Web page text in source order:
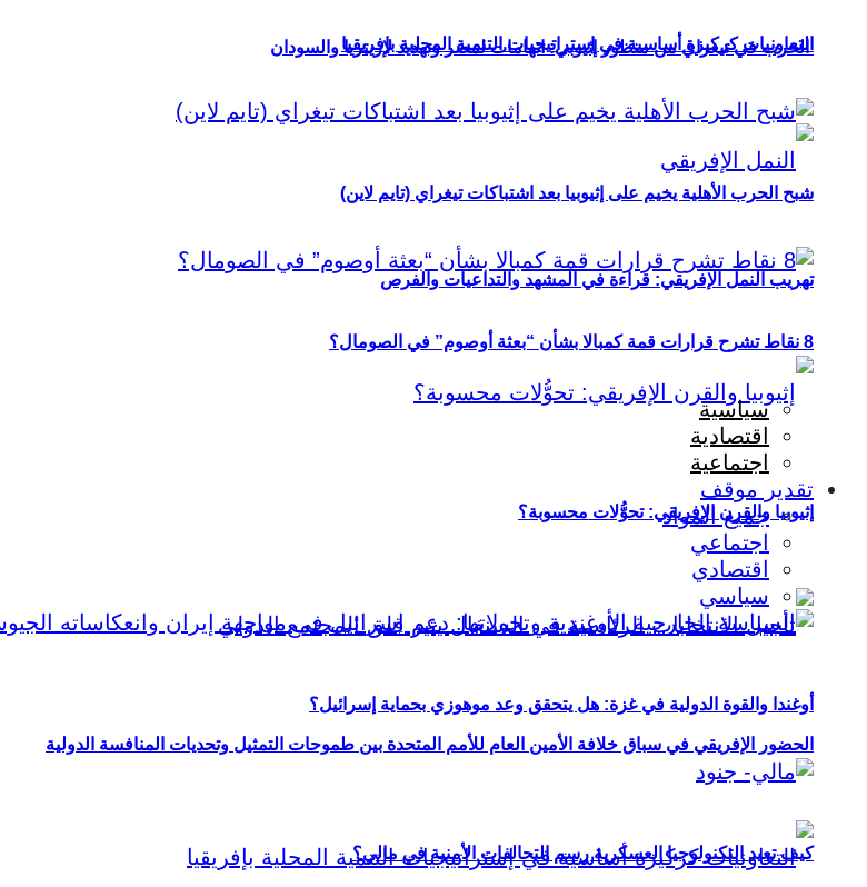
الحرب في تيغراي من منظور إثيوبي: اتهامات لمصر وتهديد لإريتريا والسودان
تهريب النمل الإفريقي: قراءة في المشهد والتداعيات والفرص
إثيوبيا والقرن الإفريقي: تحوُّلات محسوبة؟
الحضور الإفريقي في سباق خلافة الأمين العام للأمم المتحدة بين طموحات التمثيل وتحديات المنافسة الدولية
التعاونيات كركيزة أساسية في إستراتيجيات التنمية المحلية بإفريقيا
شبح الحرب الأهلية يخيم على إثيوبيا بعد اشتباكات تيغراي (تايم لاين)
8 نقاط تشرح قرارات قمة كمبالا بشأن “بعثة أوصوم” في الصومال؟
سياسية
اقتصادية
اجتماعية
تقدير موقف
جميع المواد
اجتماعي
اقتصادي
سياسي
أوغندا والقوة الدولية في غزة: هل يتحقق وعد موهوزي بحماية إسرائيل؟
كيف تعيد التكنولوجيا العسكرية رسم التحالفات الأمنية في مالي؟